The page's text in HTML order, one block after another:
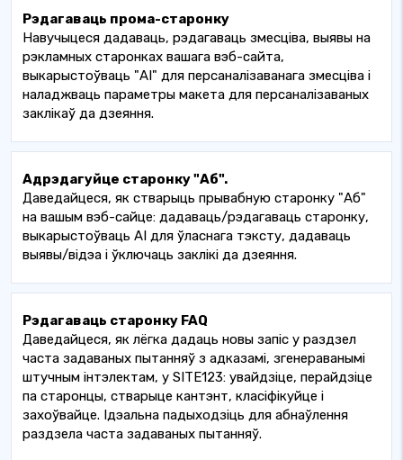
Рэдагаваць прома-старонку
Навучыцеся дадаваць, рэдагаваць змесціва, выявы на
рэкламных старонках вашага вэб-сайта,
выкарыстоўваць "AI" для персаналізаванага змесціва і
наладжваць параметры макета для персаналізаваных
заклікаў да дзеяння.
Адрэдагуйце старонку "Аб".
Даведайцеся, як стварыць прывабную старонку "Аб"
на вашым вэб-сайце: дадаваць/рэдагаваць старонку,
выкарыстоўваць AI для ўласнага тэксту, дадаваць
выявы/відэа і ўключаць заклікі да дзеяння.
Рэдагаваць старонку FAQ
Даведайцеся, як лёгка дадаць новы запіс у раздзел
часта задаваных пытанняў з адказамі, згенераванымі
штучным інтэлектам, у SITE123: увайдзіце, перайдзіце
па старонцы, стварыце кантэнт, класіфікуйце і
захоўвайце. Ідэальна падыходзіць для абнаўлення
раздзела часта задаваных пытанняў.